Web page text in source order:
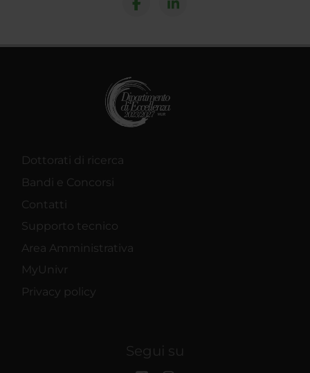
Dottorati di ricerca
Bandi e Concorsi
Contatti
Supporto tecnico
Area Amministrativa
MyUnivr
Privacy policy
Segui su